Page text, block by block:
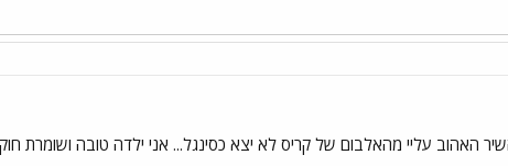
האהוב עליי מהאלבום של קריס לא יצא כסינגל... אני ילדה טובה ושומרת